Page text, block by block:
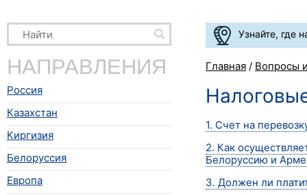
НАПРАВЛЕНИЯ
Россия
Казахстан
Киргизия
Белоруссия
Европа
Узнайте, где
Главная / Вопросы
1. Счет на
2. Как
Белоруссию и
3. Должен ли